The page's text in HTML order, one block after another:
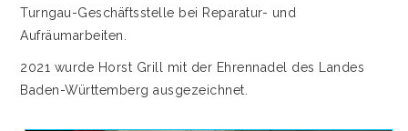
Turngau-Geschäftsstelle bei Reparatur- und
Aufräumarbeiten.
2021 wurde Horst Grill mit der Ehrennadel des Landes
Baden-Württemberg ausgezeichnet.